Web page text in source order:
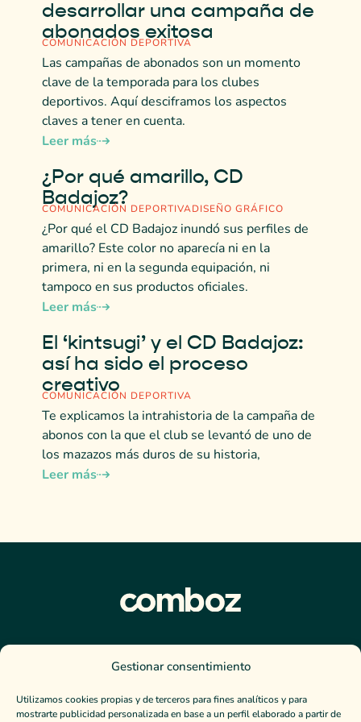
Gestionar consentimiento
Utilizamos cookies propias y de terceros para fines analíticos y para
mostrarte publicidad personalizada en base a un perfil elaborado a partir de
desarrollar una campaña de
abonados exitosa
COMUNICACIÓN DEPORTIVA
Las campañas de abonados son un momento
clave de la temporada para los clubes
deportivos. Aquí desciframos los aspectos
claves a tener en cuenta.
Leer más
¿Por qué amarillo, CD
Badajoz?
COMUNICACIÓN DEPORTIVADISEÑO GRÁFICO
¿Por qué el CD Badajoz inundó sus perfiles de
amarillo? Este color no aparecía ni en la
primera, ni en la segunda equipación, ni
tampoco en sus productos oficiales.
Leer más
El ‘kintsugi’ y el CD Badajoz:
así ha sido el proceso
creativo
COMUNICACIÓN DEPORTIVA
Te explicamos la intrahistoria de la campaña de
abonos con la que el club se levantó de uno de
los mazazos más duros de su historia,
Leer más
Escríbenos
647 907 878